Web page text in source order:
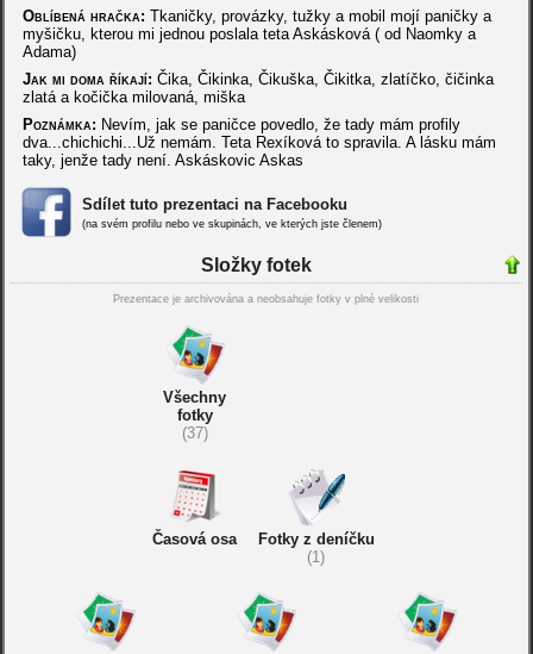
Oblíbená hračka: Tkaničky, provázky, tužky a mobil mojí paničky a
myšičku, kterou mi jednou poslala teta Askásková ( od Naomky a
Adama)
Jak mi doma říkají: Čika, Čikinka, Čikuška, Čikitka, zlatíčko, čičinka
zlatá a kočička milovaná, miška
Poznámka: Nevím, jak se paničce povedlo, že tady mám profily
dva...chichichi...Už nemám. Teta Rexíková to spravila. A lásku mám
taky, jenže tady není. Askáskovic Askas
Sdílet tuto prezentaci na Facebooku
(na svém profilu nebo ve skupinách, ve kterých jste členem)
Složky fotek
Prezentace je archivována a neobsahuje fotky v plné velikosti
Všechny
fotky
(37)
Časová osa
Fotky z deníčku
(1)